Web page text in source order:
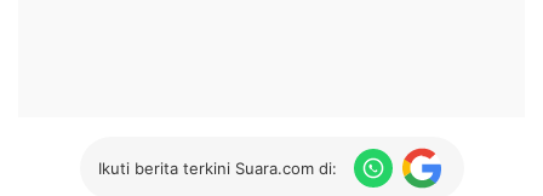
Ikuti berita terkini Suara.com di: